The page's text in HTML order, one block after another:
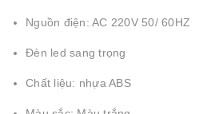
Nguồn điện: AC 220V 50/ 60HZ
Đèn led sang trọng
Chất liệu: nhựa ABS